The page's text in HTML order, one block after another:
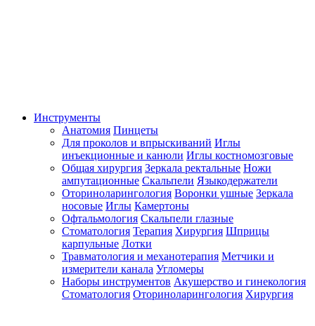
Инструменты
Анатомия Пинцеты
Для проколов и впрыскиваний Иглы
инъекционные и канюли Иглы костномозговые
Общая хирургия Зеркала ректальные Ножи
ампутационные Скальпели Языкодержатели
Оториноларингология Воронки ушные Зеркала
носовые Иглы Камертоны
Офтальмология Скальпели глазные
Стоматология Терапия Хирургия Шприцы
карпульные Лотки
Травматология и механотерапия Метчики и
измерители канала Угломеры
Наборы инструментов Акушерство и гинекология
Стоматология Оториноларингология Хирургия